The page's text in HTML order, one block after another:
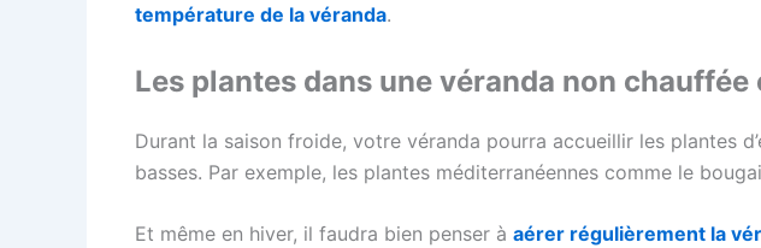
température de la véranda.
Les plantes dans une véranda non chauffée
Durant la saison froide, votre véranda pourra accueillir les plantes
basses. Par exemple, les plantes méditerranéennes comme le
Et même en hiver, il faudra bien penser à aérer régulièrement la